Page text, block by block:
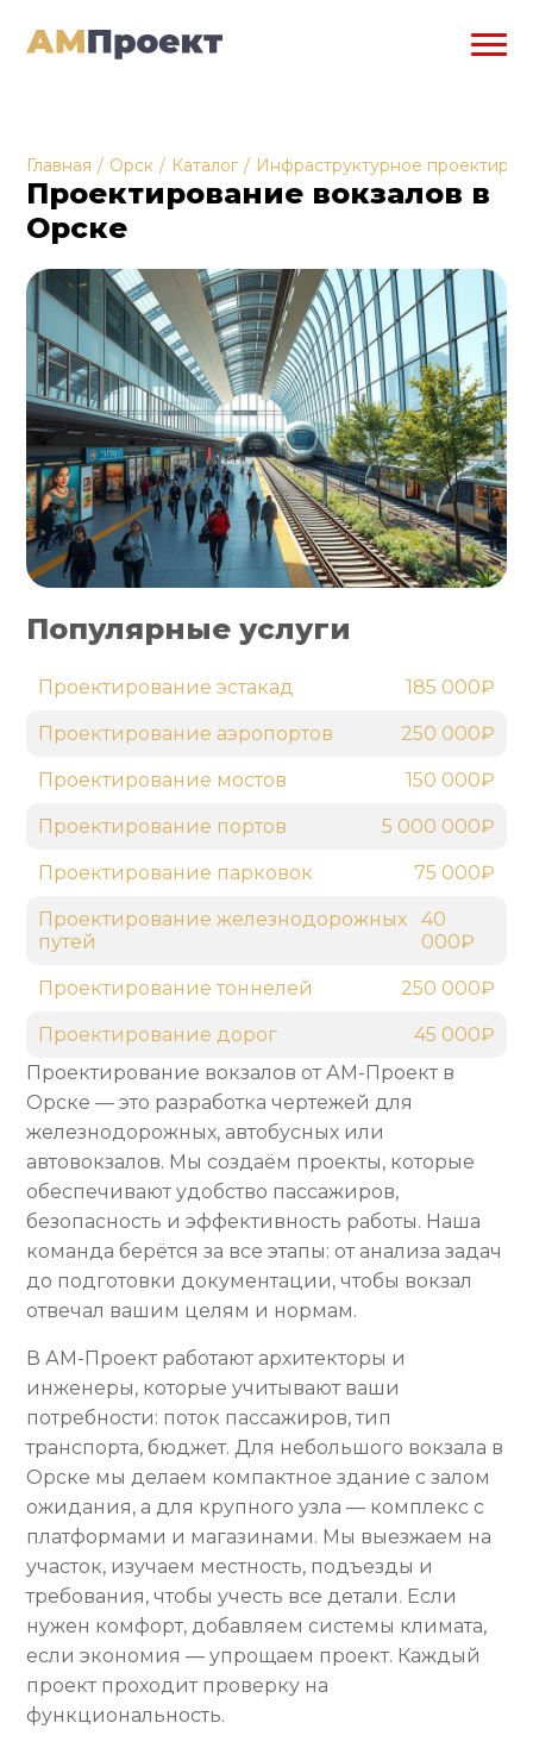
Главная / Орск / Каталог / Инфраструктурное
Проектирование вокзалов в
Орске
Проектирование вокзалов от АМ-Проект в
Орске — это разработка чертежей для
железнодорожных, автобусных или
автовокзалов. Мы создаём проекты, которые
обеспечивают удобство пассажиров,
безопасность и эффективность работы. Наша
команда берётся за все этапы: от анализа задач
до подготовки документации, чтобы вокзал
отвечал вашим целям и нормам.
В АМ-Проект работают архитекторы и
инженеры, которые учитывают ваши
потребности: поток пассажиров, тип
транспорта, бюджет. Для небольшого вокзала в
Орске мы делаем компактное здание с залом
ожидания, а для крупного узла — комплекс с
платформами и магазинами. Мы выезжаем на
участок, изучаем местность, подъезды и
требования, чтобы учесть все детали. Если
нужен комфорт, добавляем системы климата,
если экономия — упрощаем проект. Каждый
проект проходит проверку на
функциональность.
Популярные услуги
Проектирование эстакад 185 000₽
Проектирование аэропортов 250 000₽
Проектирование мостов 150 000₽
Проектирование портов 5 000 000₽
Проектирование парковок 75 000₽
Проектирование железнодорожных
путей
40
000₽
Проектирование тоннелей 250 000₽
Проектирование дорог 45 000₽